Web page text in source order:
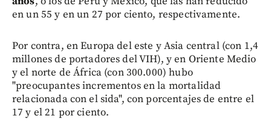
en un 55 y en un 27 por ciento, respectivamente.
Por contra, en Europa del este y Asia central (con 1,4
millones de portadores del VIH), y en Oriente Medio
y el norte de África (con 300.000) hubo
"preocupantes incrementos en la mortalidad
relacionada con el sida", con porcentajes de entre el
17 y el 21 por ciento.